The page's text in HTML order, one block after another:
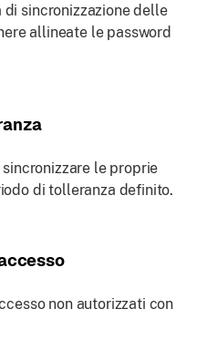
sincronizzazione delle
allineate le password
le proprie
di tolleranza definito.
non autorizzati con